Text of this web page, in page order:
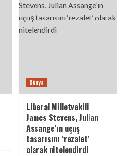
Dünya
Liberal Milletvekili
James Stevens, Julian
Assange’ın uçuş
tasarısını ‘rezalet’
olarak nitelendirdi